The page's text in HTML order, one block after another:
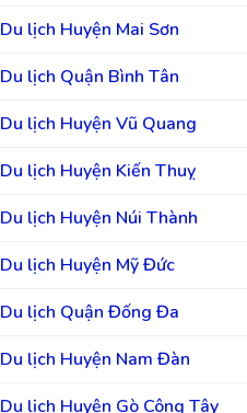
Du lịch Huyện Mai Sơn
Du lịch Quận Bình Tân
Du lịch Huyện Vũ Quang
Du lịch Huyện Kiến Thuỵ
Du lịch Huyện Núi Thành
Du lịch Huyện Mỹ Đức
Du lịch Quận Đống Đa
Du lịch Huyện Nam Đàn
Du lịch Huyện Gò Công Tây